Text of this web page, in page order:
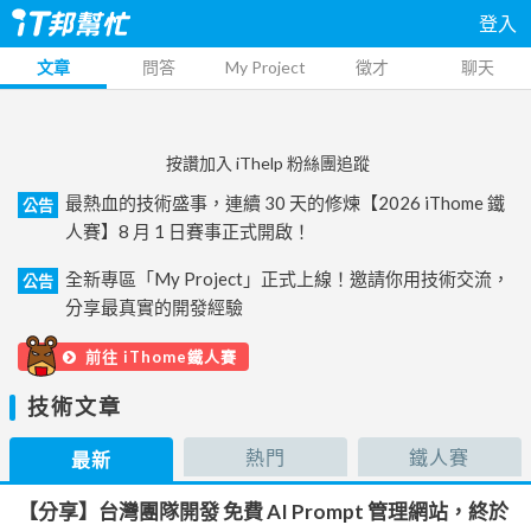
登入
文章 問答 My Project 徵才 聊天
按讚加入 iThelp 粉絲團追蹤
公告
最熱血的技術盛事，連續 30 天的修煉【2026 iThome 鐵
人賽】8 月 1 日賽事正式開啟！
公告
全新專區「My Project」正式上線！邀請你用技術交流，
分享最真實的開發經驗
前往 iThome鐵人賽
技術文章
最新 熱門 鐵人賽
【分享】台灣團隊開發 免費 AI Prompt 管理網站，終於